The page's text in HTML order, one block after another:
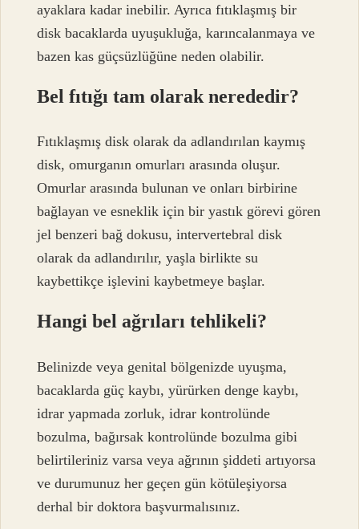
ayaklara kadar inebilir. Ayrıca fıtıklaşmış bir
disk bacaklarda uyuşukluğa, karıncalanmaya ve
bazen kas güçsüzlüğüne neden olabilir.
Bel fıtığı tam olarak nerededir?
Fıtıklaşmış disk olarak da adlandırılan kaymış
disk, omurganın omurları arasında oluşur.
Omurlar arasında bulunan ve onları birbirine
bağlayan ve esneklik için bir yastık görevi gören
jel benzeri bağ dokusu, intervertebral disk
olarak da adlandırılır, yaşla birlikte su
kaybettikçe işlevini kaybetmeye başlar.
Hangi bel ağrıları tehlikeli?
Belinizde veya genital bölgenizde uyuşma,
bacaklarda güç kaybı, yürürken denge kaybı,
idrar yapmada zorluk, idrar kontrolünde
bozulma, bağırsak kontrolünde bozulma gibi
belirtileriniz varsa veya ağrının şiddeti artıyorsa
ve durumunuz her geçen gün kötüleşiyorsa
derhal bir doktora başvurmalısınız.